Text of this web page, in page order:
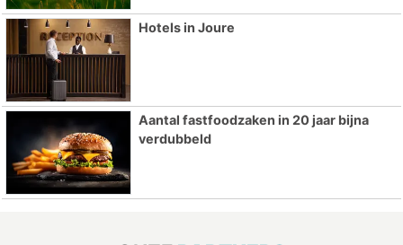
Hotels in Joure
Aantal fastfoodzaken in 20 jaar bijna
verdubbeld